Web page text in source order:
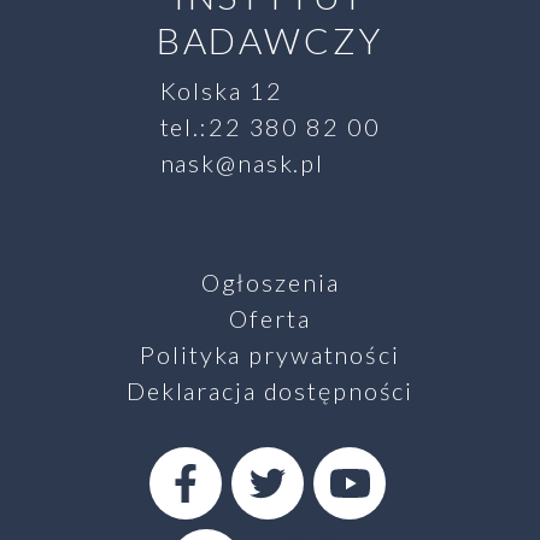
SZUKAJ
BADAWCZY
Kolska 12
tel.:22 380 82 00
nask@nask.pl
Ogłoszenia
Oferta
Polityka prywatności
Deklaracja dostępności
FacebookTwitterYoutube